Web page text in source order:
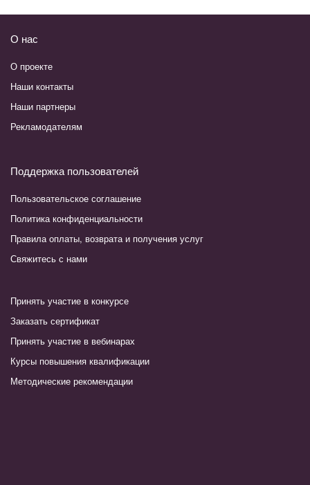
О нас
О проекте
Наши контакты
Наши партнеры
Рекламодателям
Поддержка пользователей
Пользовательское соглашение
Политика конфиденциальности
Правила оплаты, возврата и получения услуг
Свяжитесь с нами
Принять участие в конкурсе
Заказать сертификат
Принять участие в вебинарах
Курсы повышения квалификации
Методические рекомендации